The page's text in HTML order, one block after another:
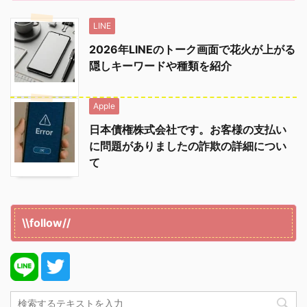
LINE
2026年LINEのトーク画面で花火が上がる
隠しキーワードや種類を紹介
Apple
日本債権株式会社です。お客様の支払い
に問題がありましたの詐欺の詳細につい
て
\\follow//